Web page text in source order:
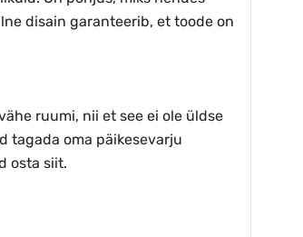
disain garanteerib, et toode on
ruumi, nii et see ei ole üldse
tagada oma päikesevarju
osta siit.